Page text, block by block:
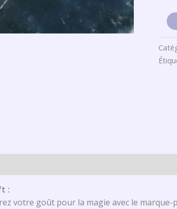
:
votre goût pour la magie avec le